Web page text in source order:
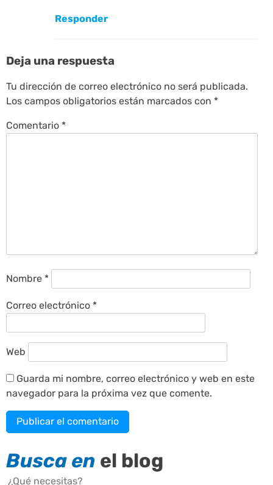
Responder
Deja una respuesta
Tu dirección de correo electrónico no será publicada.
Los campos obligatorios están marcados con *
Comentario *
Nombre *
Correo electrónico *
Web
Guarda mi nombre, correo electrónico y web en este
navegador para la próxima vez que comente.
Busca en el blog
Buscar